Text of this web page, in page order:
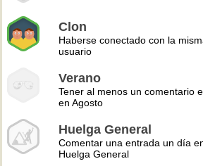
Clon
Haberse conectado con la
usuario
Verano
Tener al menos un comentario
en Agosto
Huelga General
Comentar una entrada un día
Huelga General